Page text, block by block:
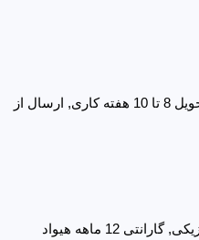
ارسال از انبار چین | زمان تحویل 8 تا 10 هفته کاری, ارسال از
12 ماهه هیواد